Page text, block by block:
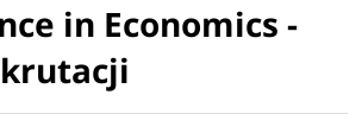
in Economics -